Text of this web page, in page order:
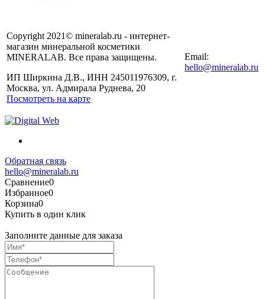
Copyright 2021© mineralab.ru - интернет-
магазин минеральной косметики
MINERALAB. Все права защищены.
ИП Ширкина Д.В., ИНН 245011976309, г.
Москва, ул. Адмирала Руднева, 20
Посмотреть на карте
Email:
hello@mineralab.ru
Обратная связь
hello@mineralab.ru
Сравнение0
Избранное0
Корзина0
Купить в один клик
Заполните данные для заказа